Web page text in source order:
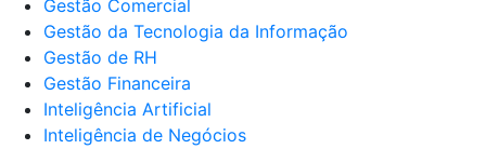
Gestão Comercial
Gestão da Tecnologia da Informação
Gestão de RH
Gestão Financeira
Inteligência Artificial
Inteligência de Negócios